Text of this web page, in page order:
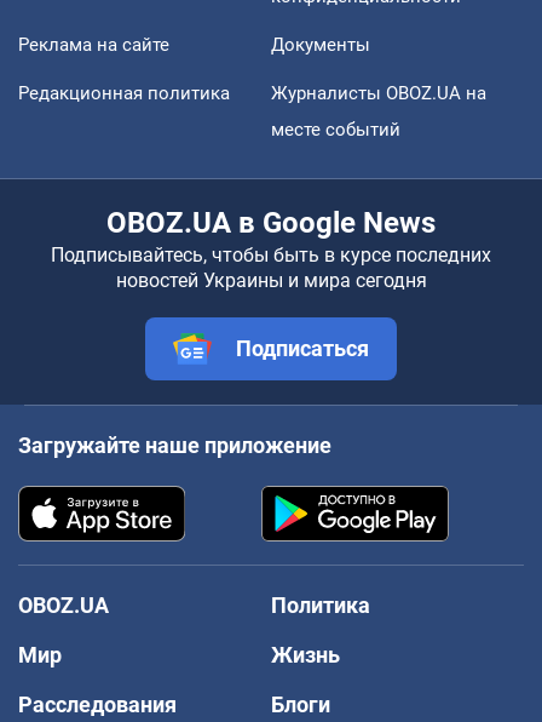
Реклама на сайте Документы
Редакционная политика
Журналисты OBOZ.UA на
месте событий
OBOZ.UA в Google News
Подписывайтесь, чтобы быть в курсе последних
новостей Украины и мира сегодня
Подписаться
Загружайте наше приложение
OBOZ.UA
Политика
Мир
Жизнь
Расследования
Блоги